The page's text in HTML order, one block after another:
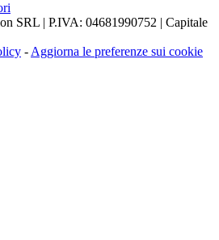
SRL | P.IVA: 04681990752 | Capitale
- Aggiorna le preferenze sui cookie